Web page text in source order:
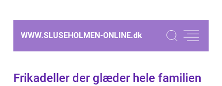
WWW.SLUSEHOLMEN-ONLINE.dk
Frikadeller der glæder hele familien